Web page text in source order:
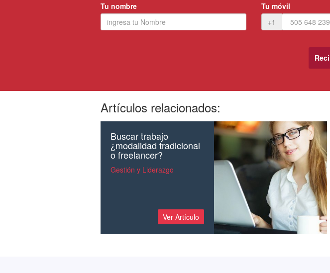
Tu nombre
Tu móvil
+1
Artículos relacionados:
Buscar trabajo
¿modalidad tradicional
o freelancer?
Gestión y Liderazgo
Ver Artículo